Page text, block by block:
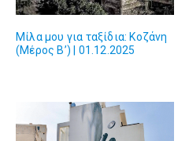
Μίλα μου για ταξίδια: Κοζάνη
(Μέρος Β’) | 01.12.2025